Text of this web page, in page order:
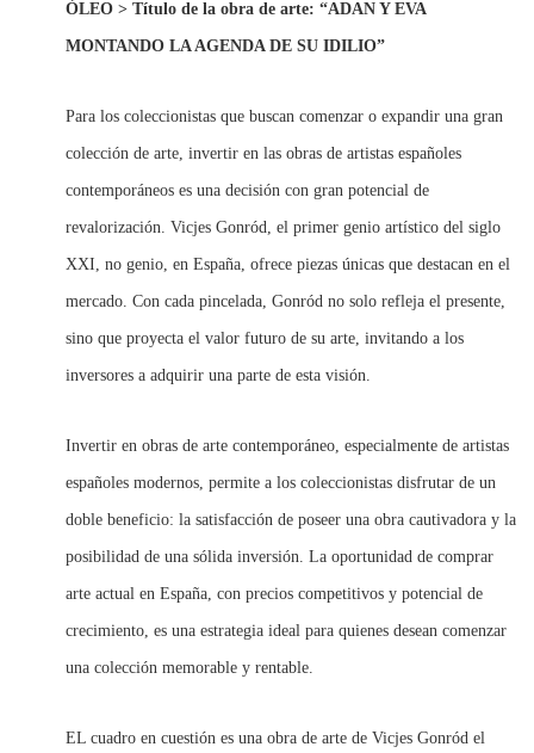
ÓLEO > Título de la obra de arte: “ADAN Y EVA
MONTANDO LA AGENDA DE SU IDILIO”
Para los coleccionistas que buscan comenzar o expandir una gran
colección de arte, invertir en las obras de artistas españoles
contemporáneos es una decisión con gran potencial de
revalorización. Vicjes Gonród, el primer genio artístico del siglo
XXI, no genio, en España, ofrece piezas únicas que destacan en el
mercado. Con cada pincelada, Gonród no solo refleja el presente,
sino que proyecta el valor futuro de su arte, invitando a los
inversores a adquirir una parte de esta visión.
Invertir en obras de arte contemporáneo, especialmente de artistas
españoles modernos, permite a los coleccionistas disfrutar de un
doble beneficio: la satisfacción de poseer una obra cautivadora y la
posibilidad de una sólida inversión. La oportunidad de comprar
arte actual en España, con precios competitivos y potencial de
crecimiento, es una estrategia ideal para quienes desean comenzar
una colección memorable y rentable.
EL cuadro en cuestión es una obra de arte de Vicjes Gonród el